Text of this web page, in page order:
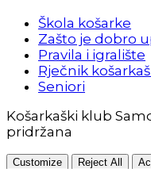
Škola košarke
Zašto je dobro
Pravila i igralište
Rječnik
Seniori
Košarkaški klub
pridržana
Customize Reject All